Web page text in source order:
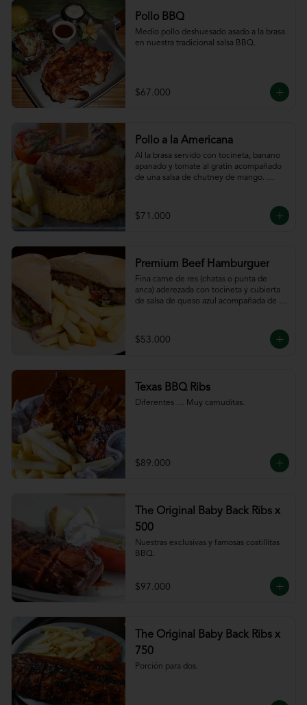
Pollo BBQ
Medio pollo deshuesado asado a la brasa
en nuestra tradicional salsa BBQ.
$67.000
Pollo a la Americana
Al la brasa servido con tocineta, banano
apanado y tomate al gratín acompañado
de una salsa de chutney de mango.
$71.000
Premium Beef Hamburguer
Fina carne de res (chatas o punta de
anca) aderezada con tocineta y cubierta
de salsa de queso azul acompañada de
$53.000
Texas BBQ Ribs
Diferentes … Muy carnuditas.
$89.000
The Original Baby Back Ribs x
500
Nuestras exclusivas y famosas costillitas
BBQ.
$97.000
The Original Baby Back Ribs x
750
Porción para dos.